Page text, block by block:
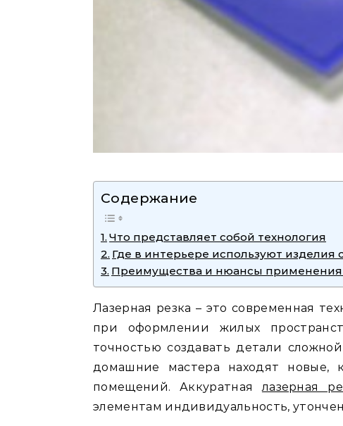
Содержание
Что представляет собой технология
Где в интерьере используют изделия
Преимущества и нюансы
Лазерная резка – это современная
при оформлении жилых
точностью создавать детали
домашние мастера находят новые,
помещений. Аккуратнаялазерная
элементам индивидуальность,